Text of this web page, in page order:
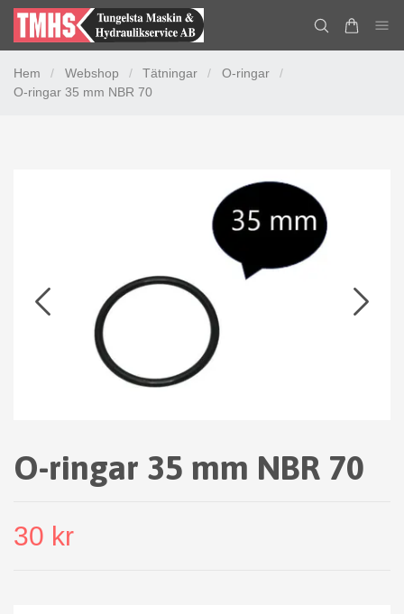
Hem / Webshop / Tätningar / O-ringar
/
O-ringar 35 mm NBR 70
O-ringar 35 mm NBR 70
30 kr